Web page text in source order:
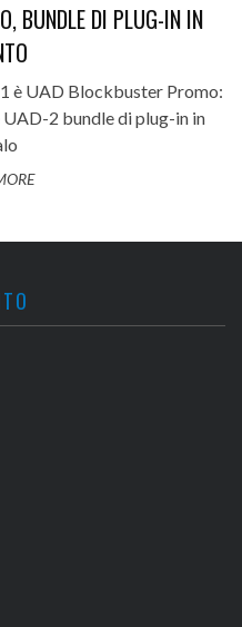
BUNDLE DI PLUG-IN IN
è UAD Blockbuster Promo:
2 bundle di plug-in in